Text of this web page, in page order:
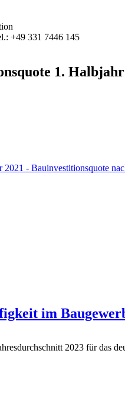
+49 331 7446 145
1. Halbjahr
2021 - Bauinvestitionsquote
im
2023 für das